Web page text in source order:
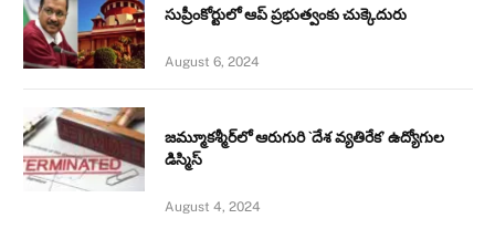
సుప్రీంకోర్టులో ఆప్ ప్రభుత్వంకు చుక్కెదురు
August 6, 2024
జమ్మూకశ్మీర్‌లో ఆరుగురి `దేశ వ్యతిరేక’ ఉద్యోగుల
డిస్మిస్‌
August 4, 2024